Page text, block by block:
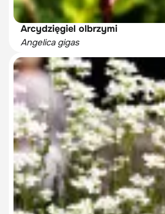
Arcydzięgiel olbrzymi
Angelica gigas